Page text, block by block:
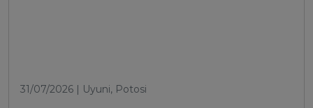
31/07/2026 | Uyuni, Potosi